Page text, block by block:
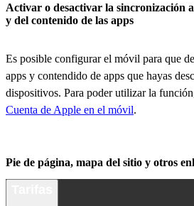
Activar o desactivar la sincronización
y del contenido de las apps
Es posible configurar el móvil para que
apps y contendido de apps que hayas
dispositivos. Para poder utilizar la
Cuenta de Apple en el móvil.
Pie de página, mapa del sitio y otros